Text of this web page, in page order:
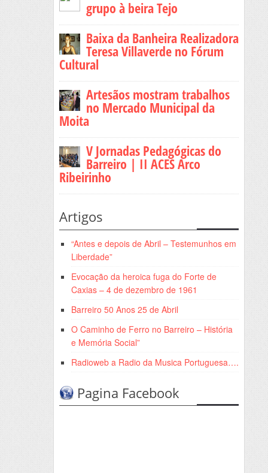
grupo à beira Tejo
Baixa da Banheira Realizadora
Teresa Villaverde no Fórum
Cultural
Artesãos mostram trabalhos
no Mercado Municipal da
Moita
V Jornadas Pedagógicas do
Barreiro | II ACES Arco
Ribeirinho
Artigos
“Antes e depois de Abril – Testemunhos em
Liberdade”
Evocação da heroica fuga do Forte de
Caxias – 4 de dezembro de 1961
Barreiro 50 Anos 25 de Abril
O Caminho de Ferro no Barreiro – História
e Memória Social”
Radioweb a Radio da Musica Portuguesa….
Pagina Facebook